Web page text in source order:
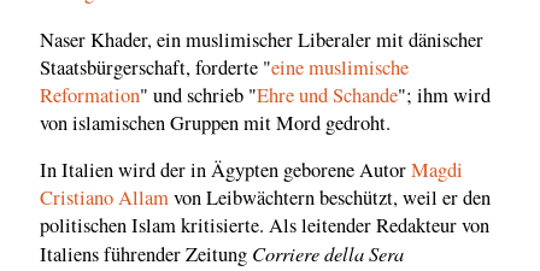
Naser Khader, ein muslimischer Liberaler mit dänischer
Staatsbürgerschaft, forderte "eine muslimische
Reformation" und schrieb "Ehre und Schande"; ihm wird
von islamischen Gruppen mit Mord gedroht.
In Italien wird der in Ägypten geborene AutorMagdi
Cristiano Allamvon Leibwächtern beschützt, weil er den
politischen Islam kritisierte. Als leitender Redakteur von
Italiens führender Zeitung Corriere della Sera